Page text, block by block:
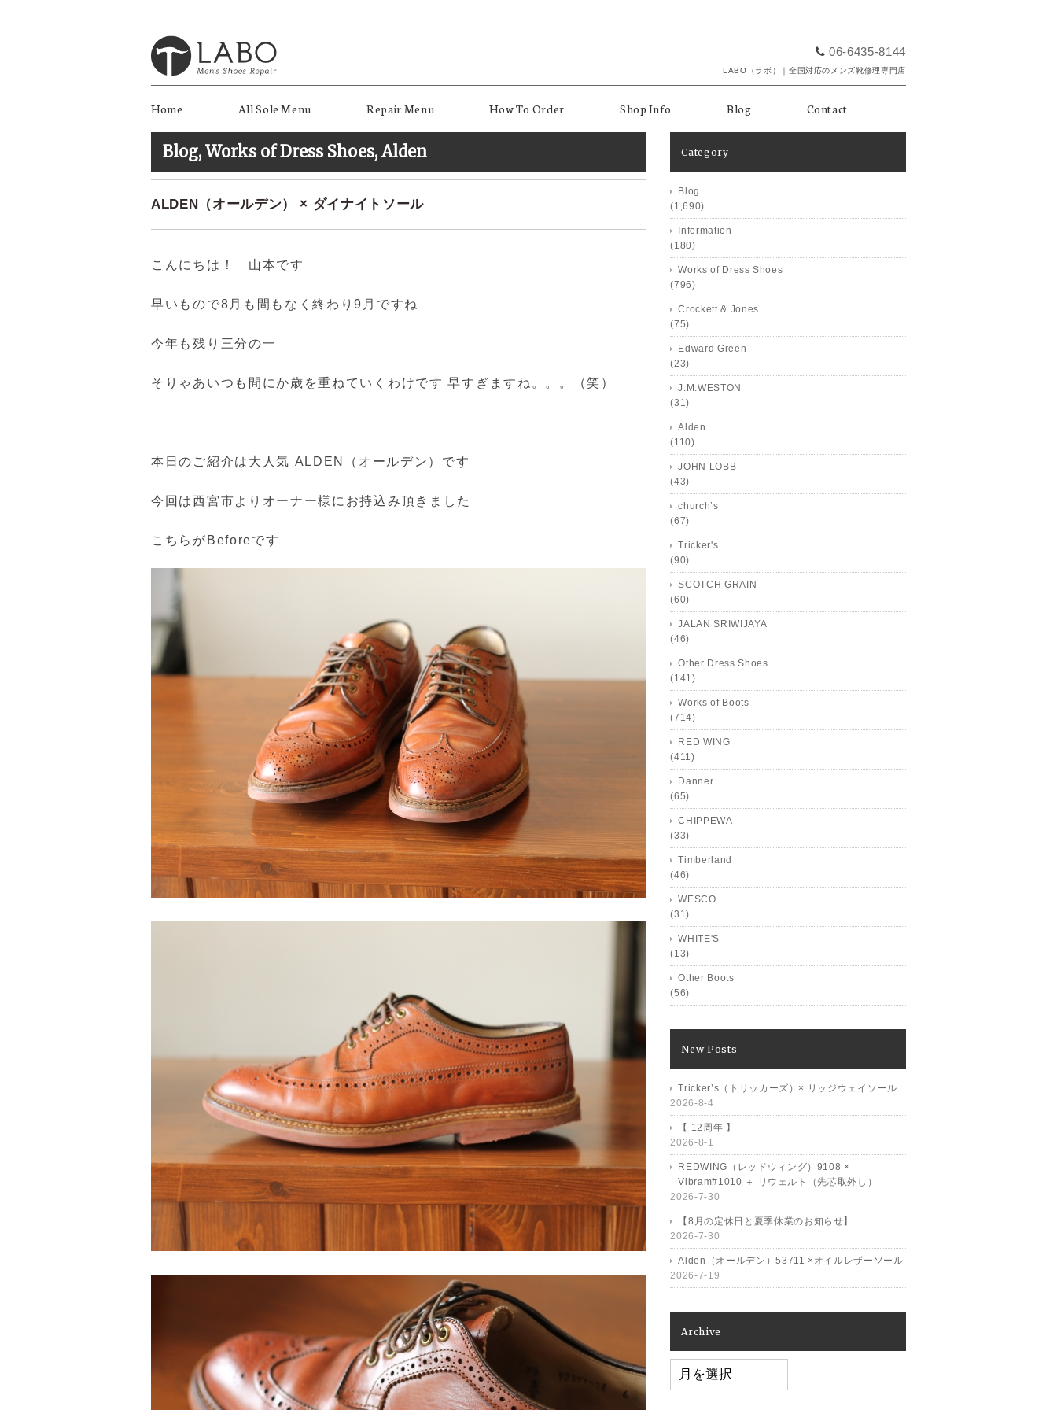
06-6435-8144
LABO（ラボ）｜全国対応のメンズ靴修理専門店
Home All Sole Menu Repair Menu How To Order Shop Info Blog Contact
Blog, Works of Dress Shoes, Alden
ALDEN（オールデン） × ダイナイトソール
こんにちは！ 山本です
早いもので8月も間もなく終わり9月ですね
今年も残り三分の一
そりゃあいつも間にか歳を重ねていくわけです 早すぎますね。。。（笑）
本日のご紹介は大人気 ALDEN（オールデン）です
今回は西宮市よりオーナー様にお持込み頂きました
こちらがBeforeです
Category
Blog
(1,690)
Information
(180)
Works of Dress Shoes
(796)
Crockett & Jones
(75)
Edward Green
(23)
J.M.WESTON
(31)
Alden
(110)
JOHN LOBB
(43)
church’s
(67)
Tricker's
(90)
SCOTCH GRAIN
(60)
JALAN SRIWIJAYA
(46)
Other Dress Shoes
(141)
Works of Boots
(714)
RED WING
(411)
Danner
(65)
CHIPPEWA
(33)
Timberland
(46)
WESCO
(31)
WHITE'S
(13)
Other Boots
(56)
New Posts
Tricker’s（トリッカーズ）× リッジウェイソール
2026-8-4
【 12周年 】
2026-8-1
REDWING（レッドウィング）9108 ×
Vibram#1010 ＋ リウェルト（先芯取外し）
2026-7-30
【8月の定休日と夏季休業のお知らせ】
2026-7-30
Alden（オールデン）53711 ×オイルレザーソール
2026-7-19
Archive
Archive